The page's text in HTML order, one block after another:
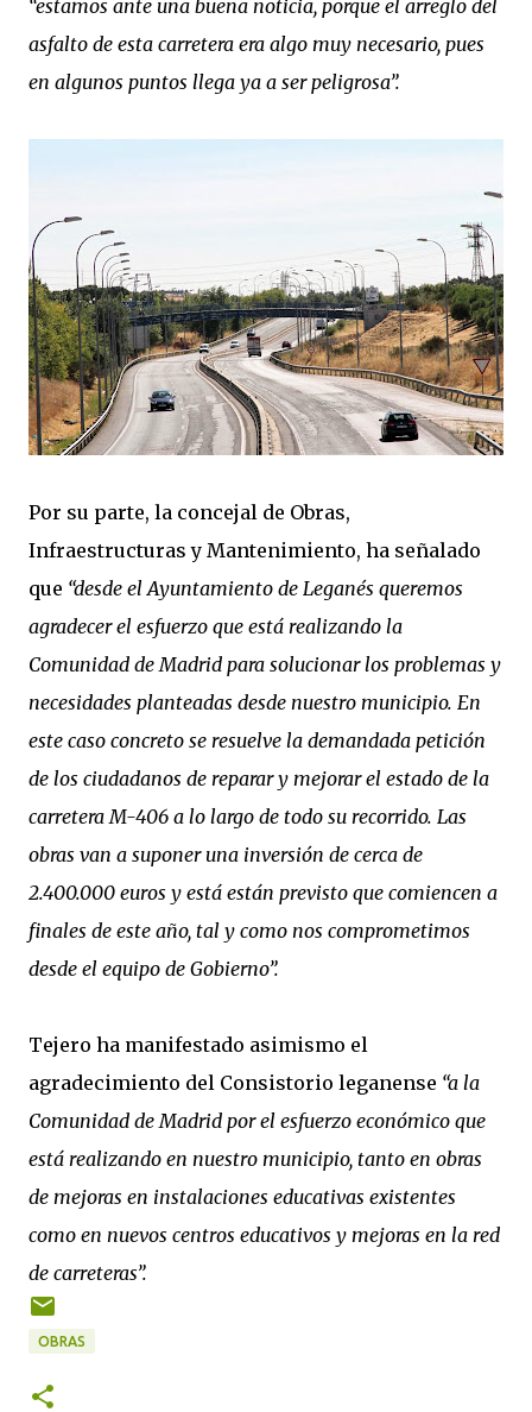
“estamos ante una buena noticia, porque el arreglo del
asfalto de esta carretera era algo muy necesario, pues
en algunos puntos llega ya a ser peligrosa”.
Por su parte, la concejal de Obras,
Infraestructuras y Mantenimiento, ha señalado
que “desde el Ayuntamiento de Leganés queremos
agradecer el esfuerzo que está realizando la
Comunidad de Madrid para solucionar los problemas y
necesidades planteadas desde nuestro municipio. En
este caso concreto se resuelve la demandada petición
de los ciudadanos de reparar y mejorar el estado de la
carretera M-406 a lo largo de todo su recorrido. Las
obras van a suponer una inversión de cerca de
2.400.000 euros y está están previsto que comiencen a
finales de este año, tal y como nos comprometimos
desde el equipo de Gobierno”.
Tejero ha manifestado asimismo el
agradecimiento del Consistorio leganense “a la
Comunidad de Madrid por el esfuerzo económico que
está realizando en nuestro municipio, tanto en obras
de mejoras en instalaciones educativas existentes
como en nuevos centros educativos y mejoras en la red
de carreteras”.
OBRAS